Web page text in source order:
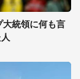
大統領に何も言